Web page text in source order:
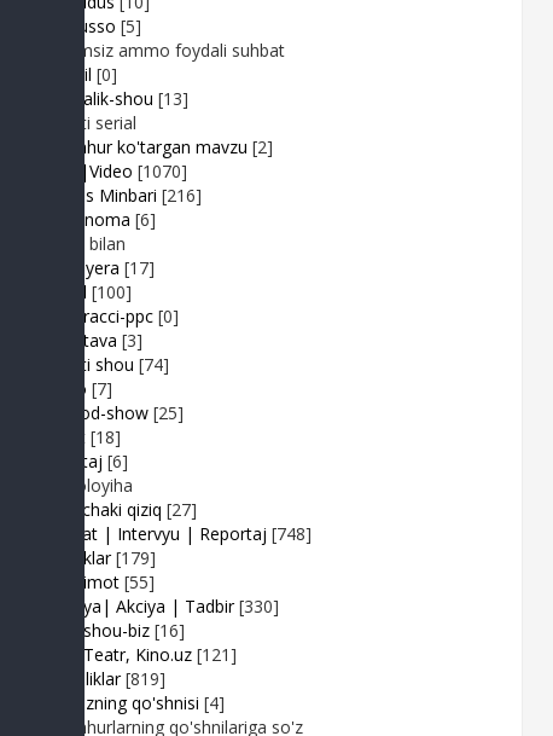
Kaktusso [5]
Yoqimsiz ammo foydali suhbat
Kongil [0]
Kundalik-shou [13]
Realiti serial
Mashhur ko'targan mavzu [2]
MP3|Video [1070]
Muhlis Minbari [216]
Ovoznoma [6]
Luiza bilan
Premyera [17]
Prikol [100]
Paparacci-ppc [0]
Podstava [3]
Realiti shou [74]
Retro [7]
Sayyod-show [25]
Sport [18]
Shantaj [6]
Videoloyiha
Shunchaki qiziq [27]
Suhbat | Intervyu | Reportaj [748]
Tabriklar [179]
Taqdimot [55]
Hayriya| Akciya | Tadbir [330]
Turk shou-biz [16]
TV | Teatr, Kino.uz [121]
Yangiliklar [819]
Yulduzning qo'shnisi [4]
Mashhurlarning qo'shnilariga so'z